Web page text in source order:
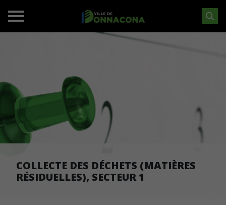
COLLECTE DES DÉCHETS (MATIÈRES
RÉSIDUELLES), SECTEUR 1